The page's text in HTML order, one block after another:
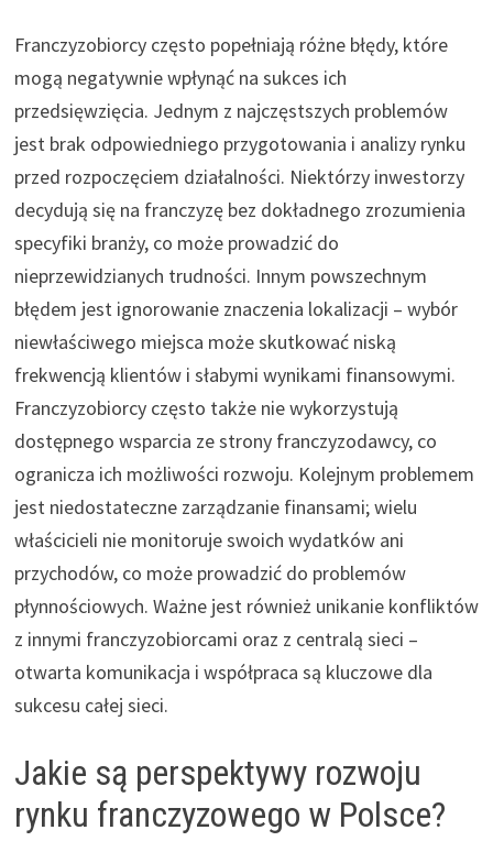
Franczyzobiorcy często popełniają różne błędy, które
mogą negatywnie wpłynąć na sukces ich
przedsięwzięcia. Jednym z najczęstszych problemów
jest brak odpowiedniego przygotowania i analizy rynku
przed rozpoczęciem działalności. Niektórzy inwestorzy
decydują się na franczyzę bez dokładnego zrozumienia
specyfiki branży, co może prowadzić do
nieprzewidzianych trudności. Innym powszechnym
błędem jest ignorowanie znaczenia lokalizacji – wybór
niewłaściwego miejsca może skutkować niską
frekwencją klientów i słabymi wynikami finansowymi.
Franczyzobiorcy często także nie wykorzystują
dostępnego wsparcia ze strony franczyzodawcy, co
ogranicza ich możliwości rozwoju. Kolejnym problemem
jest niedostateczne zarządzanie finansami; wielu
właścicieli nie monitoruje swoich wydatków ani
przychodów, co może prowadzić do problemów
płynnościowych. Ważne jest również unikanie konfliktów
z innymi franczyzobiorcami oraz z centralą sieci –
otwarta komunikacja i współpraca są kluczowe dla
sukcesu całej sieci.
Jakie są perspektywy rozwoju
rynku franczyzowego w Polsce?